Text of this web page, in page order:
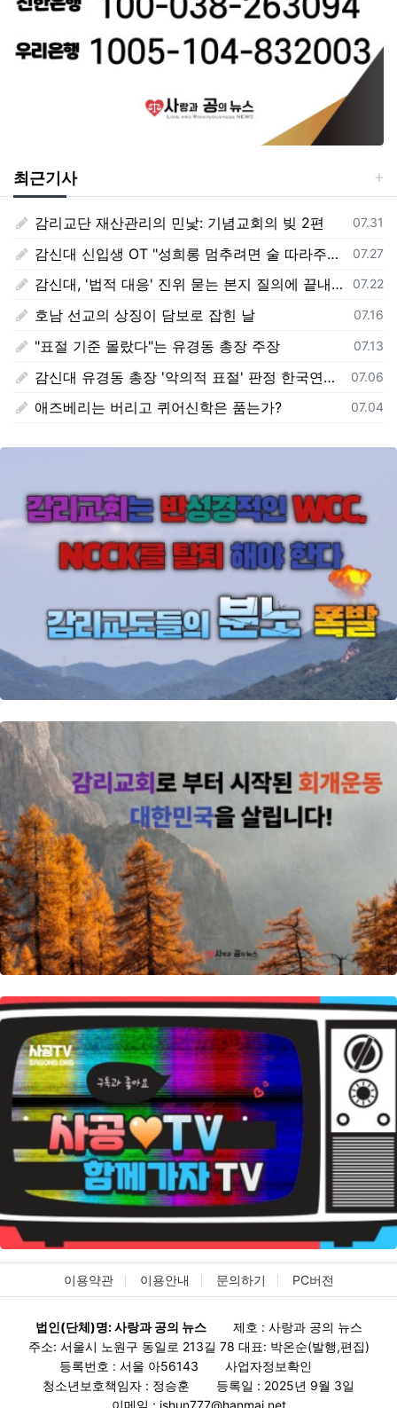
최근기사
등록일
07.31
감리교단 재산관리의 민낯: 기념교회의 빚 2편
등록일
07.27
감신대 신입생 OT "성희롱 멈추려면 술 따라주기"
등록일
07.22
감신대, '법적 대응' 진위 묻는 본지 질의에 끝내 '침묵'
등록일
07.16
호남 선교의 상징이 담보로 잡힌 날
등록일
07.13
"표절 기준 몰랐다"는 유경동 총장 주장
등록일
07.06
감신대 유경동 총장 '악의적 표절' 판정 한국연구재단 보고서 전문 전격 공개
등록일
07.04
애즈베리는 버리고 퀴어신학은 품는가?
이용약관 이용안내 문의하기 PC버전
법인(단체)명: 사랑과 공의 뉴스
제호 : 사랑과 공의 뉴스
주소: 서울시 노원구 동일로 213길 78 대표: 박온순(발행,편집)
등록번호 : 서울 아56143
사업자정보확인
청소년보호책임자 : 정승훈
등록일 : 2025년 9월 3일
이메일 : jshun777@hanmai.net